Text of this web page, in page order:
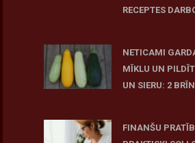
RECEPTES
NETICAMI
MĪKLU UN
UN SIERU: 2
FINANŠU